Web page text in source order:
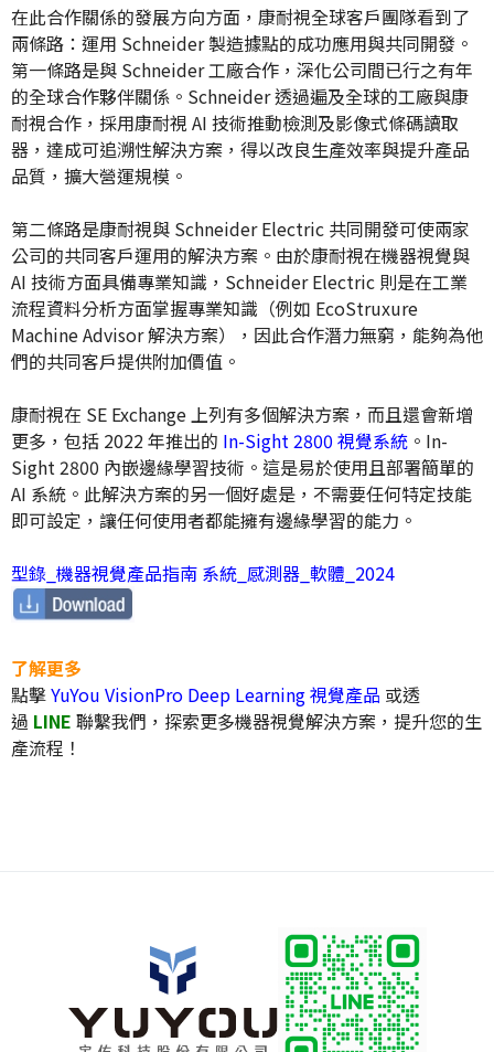
在此合作關係的發展方向方面，康耐視全球客戶團隊看到了
兩條路：運用 Schneider 製造據點的成功應用與共同開發。
第一條路是與 Schneider 工廠合作，深化公司間已行之有年
的全球合作夥伴關係。Schneider 透過遍及全球的工廠與康
耐視合作，採用康耐視 AI 技術推動檢測及影像式條碼讀取
器，達成可追溯性解決方案，得以改良生產效率與提升產品
品質，擴大營運規模。
第二條路是康耐視與 Schneider Electric 共同開發可使兩家
公司的共同客戶運用的解決方案。由於康耐視在機器視覺與
AI 技術方面具備專業知識，Schneider Electric 則是在工業
流程資料分析方面掌握專業知識（例如 EcoStruxure
Machine Advisor 解決方案），因此合作潛力無窮，能夠為他
們的共同客戶提供附加價值。
康耐視在 SE Exchange 上列有多個解決方案，而且還會新增
更多，包括 2022 年推出的 In-Sight 2800 視覺系統 。In-
Sight 2800 內嵌邊緣學習技術。這是易於使用且部署簡單的
AI 系統。此解決方案的另一個好處是，不需要任何特定技能
即可設定，讓任何使用者都能擁有邊緣學習的能力。
型錄_機器視覺產品指南 系統_感測器_軟體_2024
了解更多
點擊YuYou VisionPro Deep Learning 視覺產品 或透
過 LINE 聯繫我們，探索更多機器視覺解決方案，提升您的生
產流程！